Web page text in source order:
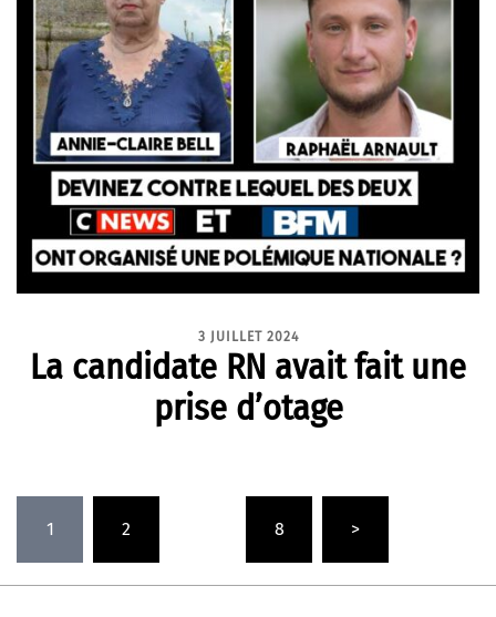
3 JUILLET 2024
La candidate RN avait fait une
prise d’otage
des
publications
1 2 8 >